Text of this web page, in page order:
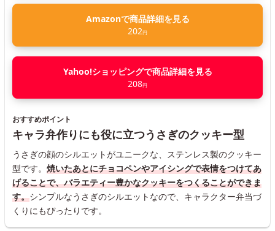
Amazonで商品詳細を見る
202円
Yahoo!ショッピングで商品詳細を見る
208円
おすすめポイント
キャラ弁作りにも役に立つうさぎのクッキー型
うさぎの顔のシルエットがユニークな、ステンレス製のクッキー
型です。 焼いたあとにチョコペンやアイシングで表情をつけてあ
げることで、バラエティー豊かなクッキーをつくることができま
す。シンプルなうさぎのシルエットなので、キャラクター弁当づ
くりにもぴったりです。